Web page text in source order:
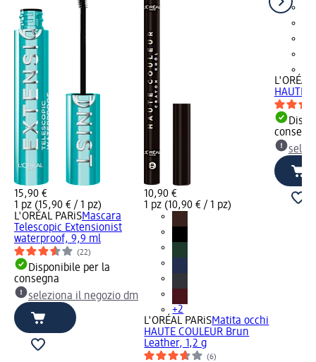
15,90 €
1 pz (15,90 € / 1 pz)
L'ORÉAL PARiSMascara
Telescopic Extensionist
waterproof, 9,9 ml
(22)
Disponibile per la
consegna
seleziona il negozio dm
10,90 €
1 pz (10,90 € / 1 pz)
+2
L'ORÉAL PARiSMatita occhi
HAUTE COULEUR Brun
Leather, 1,2 g
(6)
L'ORÉAL
HAUTE